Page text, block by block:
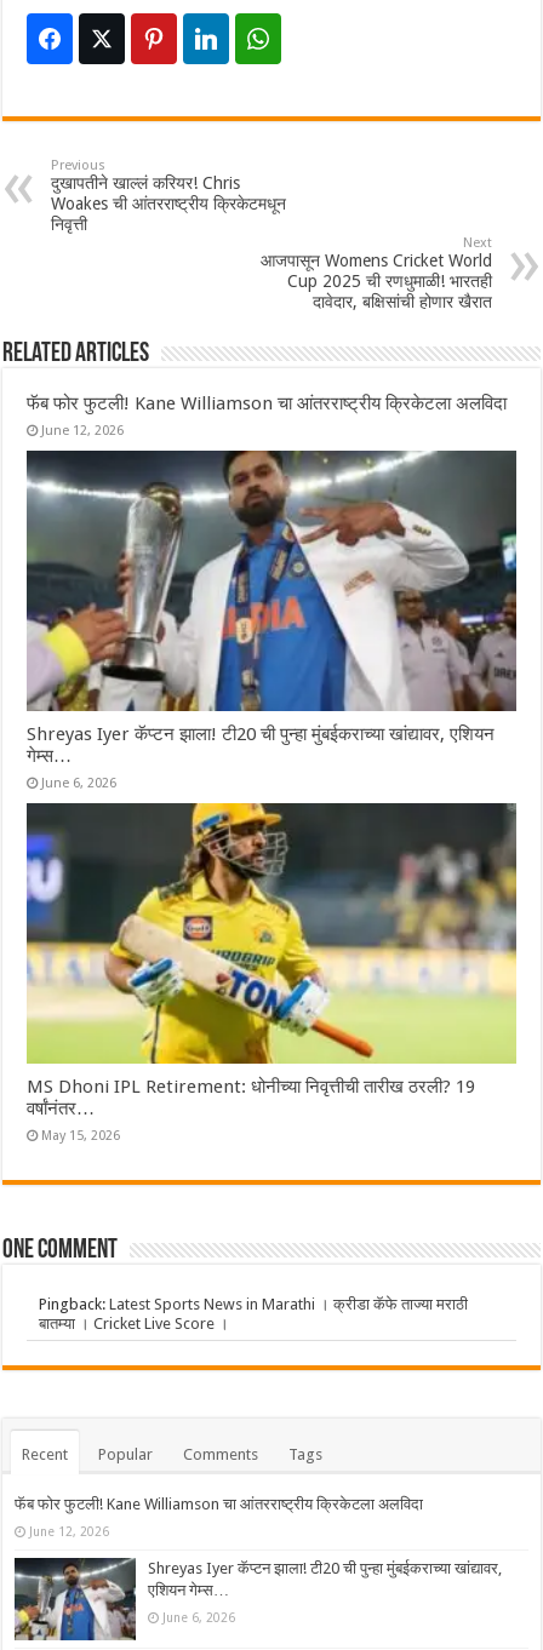
Previous
दुखापतीने खाल्लं करियर! Chris
Woakes ची आंतरराष्ट्रीय क्रिकेटमधून
निवृत्ती
Next
आजपासून Womens Cricket World
Cup 2025 ची रणधुमाळी! भारतही
दावेदार, बक्षिसांची होणार खैरात
Related Articles
फॅब फोर फुटली! Kane Williamson चा आंतरराष्ट्रीय क्रिकेटला अलविदा
June 12, 2026
Shreyas Iyer कॅप्टन झाला! टी20 ची पुन्हा मुंबईकराच्या खांद्यावर, एशियन
गेम्स…
June 6, 2026
MS Dhoni IPL Retirement: धोनीच्या निवृत्तीची तारीख ठरली? 19
वर्षांनंतर…
May 15, 2026
One comment
Pingback:Latest Sports News in Marathi । क्रीडा कॅफे ताज्या मराठी
बातम्या । Cricket Live Score ।
Recent Popular Comments Tags
फॅब फोर फुटली! Kane Williamson चा आंतरराष्ट्रीय क्रिकेटला अलविदा
June 12, 2026
Shreyas Iyer कॅप्टन झाला! टी20 ची पुन्हा मुंबईकराच्या खांद्यावर,
एशियन गेम्स…
June 6, 2026